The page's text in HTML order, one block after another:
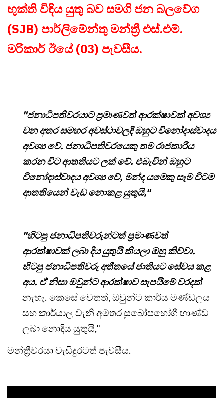
භුක්ති විඳිය යුතු බව සමගි ජන බලවේග
(SJB) පාර්ලිමේන්තු මන්ත්‍රී එස්.එම්.
මරිකාර් ඊයේ (03) පැවසීය.
"ජනාධිපතිවරයාට ප්‍රමාණවත් ආරක්ෂාවක් අවශ්‍ය
වන අතර සමහර අවස්ථාවලදී ඔහුට විනෝදාස්වාදය
අවශ්‍ය වේ. ජනාධිපතිවරයෙකු තම රාජකාරිය
කරන විට ආතතියට ලක් වේ. එබැවින් ඔහුට
විනෝදාස්වාදය අවශ්‍ය වේ, මන්ද යමෙකු සෑම විටම
ආතතියෙන් වැඩ නොකළ යුතුයි,"
"හිටපු ජනාධිපතිවරුන්ටත් ප්‍රමාණවත්
ආරක්ෂාවක් ලබා දිය යුතුයි කියලා ඔහු කිව්වා.
හිටපු ජනාධිපතිවරු අතීතයේ ජාතියට සේවය කළ
අය. ඒ නිසා ඔවුන්ට ආරක්ෂාව සැපයීමේ වරදක්
නැහැ. කෙසේ වෙතත්, ඔවුන්ට කාර්ය මණ්ඩලය
සහ කාර්යාල වැනි අමතර සුඛෝපභෝගී භාණ්ඩ
ලබා නොදිය යුතුයි,"
මන්ත්‍රීවරයා වැඩිදුරටත් පැවසීය.